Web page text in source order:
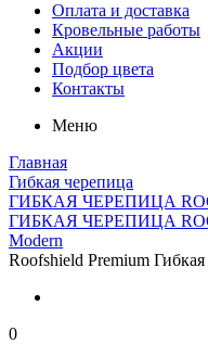
Оплата и доставка
Кровельные работы
Акции
Подбор цвета
Контакты
Меню
Главная
Гибкая черепица
ГИБКАЯ ЧЕРЕПИЦА
ГИБКАЯ ЧЕРЕПИЦА
Modern
Roofshield Premium
0